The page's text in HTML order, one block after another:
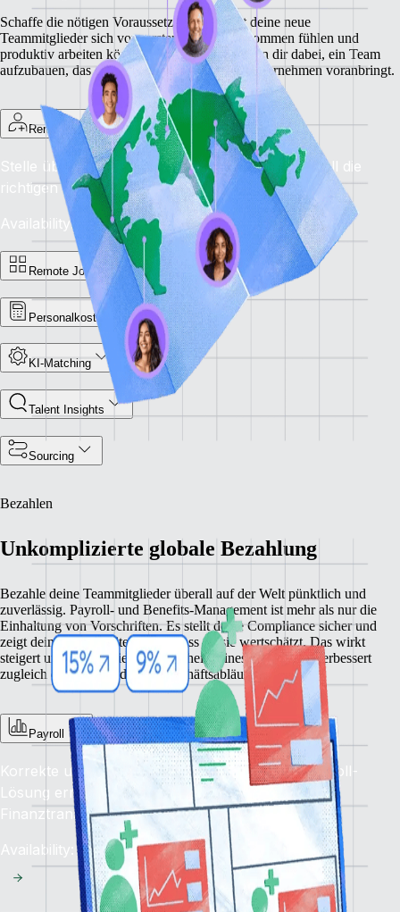
Schaffe die nötigen Voraussetzungen, damit deine neue
Teammitglieder sich vom ersten Tag an willkommen fühlen und
produktiv arbeiten können. Unsere Tools helfen dir dabei, ein Team
aufzubauen, das deine Vision teilt und dein Unternehmen voranbringt.
Remote Recruit
Stelle überall die besten Talente ein: Finde schnell die
richtigen Kandidat:innen.
Availability: Jetzt
Remote Jobbörse
Personalkostenrechner
KI-Matching
Talent Insights
Sourcing
Bezahlen
Unkomplizierte globale Bezahlung
Bezahle deine Teammitglieder überall auf der Welt pünktlich und
zuverlässig. Payroll- und Benefits-Management ist mehr als nur die
Einhaltung von Vorschriften. Es stellt deine Compliance sicher und
zeigt deinen Mitarbeiter:innen, dass du sie wertschätzt. Das wirkt
steigert unmittelbar die Zufriedenheit deines Teams und verbessert
zugleich die Qualität deiner Geschäftsabläufe.
Payroll
Korrekte und pünktliche Bezahlung: Unsere Payroll-
Lösung ermöglicht reibungslose weltweite
Finanztransaktionen.
Availability: Jetzt